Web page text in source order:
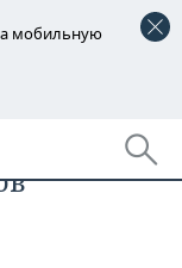
мобильную